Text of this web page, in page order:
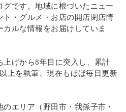
グです。地域に根づいたニュー
ト・グルメ・お店の開店閉店情
カルな情報をお届けしていま
上げから8年目に突入し、累計
上を執筆、現在もほぼ毎日更新
のエリア（野田市・我孫子市・